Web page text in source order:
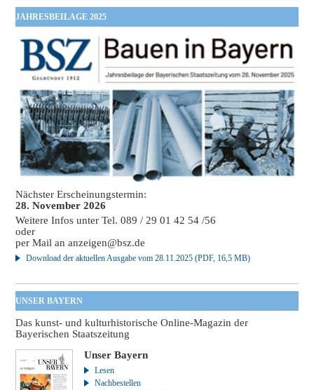
JAHRESBEILAGE 2025
Nächster Erscheinungstermin:
28. November 2026
Weitere Infos unter Tel. 089 / 29 01 42 54 /56
oder
per Mail ananzeigen@bsz.de
Download der aktuellen Ausgabe vom 28.11.2025 (PDF, 16,5 MB)
UNSER BAYERN
Das kunst- und kulturhistorische Online-Magazin der
Bayerischen Staatszeitung
Unser Bayern
Lesen
Nachbestellen